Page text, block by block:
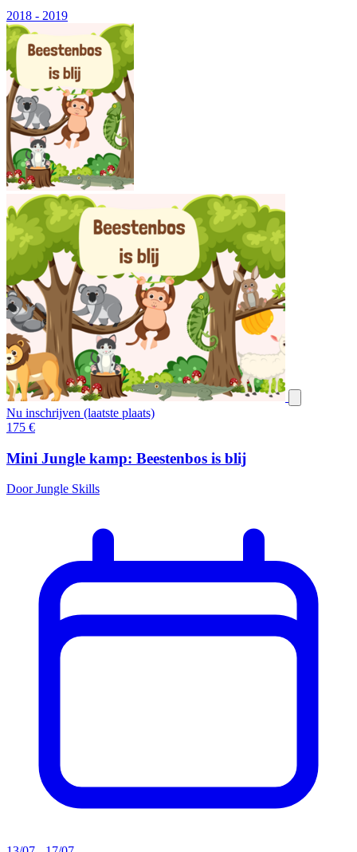
2018 - 2019
Nu inschrijven (laatste plaats)
175 €
Mini Jungle kamp: Beestenbos is blij
Door Jungle Skills